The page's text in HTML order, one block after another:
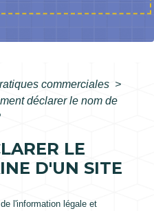
commerciales >
déclarer le nom de
LE
D'UN SITE
l'information légale et